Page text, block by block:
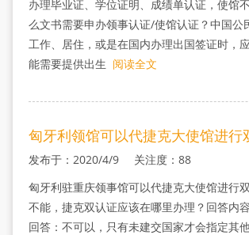
办理毕业证、学位证明、成绩单认证，使馆
么文书需要申办领事认证/使馆认证？中国公
工作、居住，或是在国内办理出国签证时，
能需要提供出生 阅读全文
匈牙利领馆可以代捷克大使馆进行
发布于：2020/4/9 关注度：88
匈牙利驻重庆领事馆可以代捷克大使馆进行
不能，捷克双认证应该在哪里办理？回答内
回答：不可以，只有未建交国家才会指定其